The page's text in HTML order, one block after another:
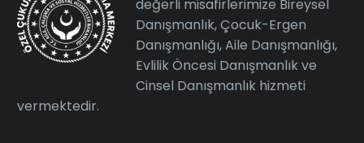
değerli misafirlerimize Bireysel
Danışmanlık, Çocuk-Ergen
Danışmanlığı, Aile Danışmanlığı,
Evlilik Öncesi Danışmanlık ve
Cinsel Danışmanlık hizmeti
vermektedir.